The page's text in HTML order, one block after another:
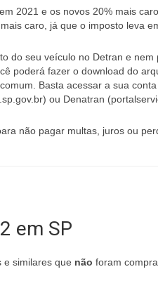
2021 e os novos 20% mais
caro, já que o imposto leva
do seu veículo no Detran e
poderá fazer o download do
Basta acessar a sua
ou Denatran
não pagar multas, juros ou
em SP
e similares que não foram